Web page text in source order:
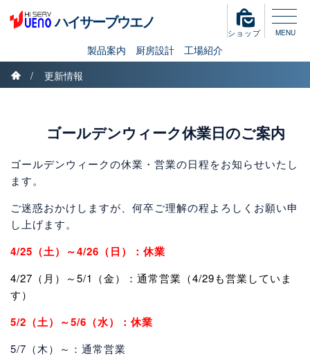
の
ハイサーブウエノ
製品案内 厨房設計 工場紹介
ショップ
現
置
:
更新情報
ゴールデンウィーク休業日のご案内
ゴールデンウィークの休業・営業の日程をお知らせいたし
ます。
ご迷惑おかけしますが、何卒ご理解の程よろしくお願い申
し上げます。
4/25（土）～4/26（日）：休業
4/27（月）～5/1（金）：通常営業（4/29も営業していま
す）
5/2（土）～5/6（水）：休業
5/7（木）～：通常営業
MENU
ホーム
製品案内Top
板金製作
OEM
PB
飛沫防止ガード
厨房設計
会社案内
採用情報